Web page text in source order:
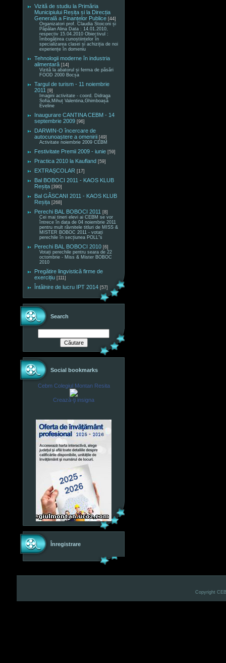
Vizită de studiu la Primăria
Municipiului Reșița și la Direcția
Generală a Finanțelor Publice [44]
Organizatori prof. Claudia Stoiconi și
Păpălan Alina Data : 14.01.2010,
respectiv 15.04.2010 Obiectivul :
îmbogățirea cunoștiințelor în
specializarea clasei și achiziția de noi
experiențe în domeniu
Tehnologii moderne în industria
alimentară [14]
Vizită la abatorul și ferma de păsări
FOOD 2000 Bocșa
Targul de turism - 11 noiembrie
2011 [9]
Imagini activitate - coord. Didraga
Sofia,Mihuț Valentina,Ghimboașă
Eveline
Inaugurare CANTINA CEBM - 14
septembrie 2009 [96]
DARWIN-O încercare de
autocunoaștere a omenirii [49]
Activitate noiembrie 2009 CEBM
Festivitate Premii 2009 - iunie [59]
Practica 2010 la Kaufland [59]
EXTRAȘCOLAR [17]
Bal BOBOCI 2011 - KAOS KLUB
Reșița [390]
Bal GÂSCANI 2011 - KAOS KLUB
Reșița [268]
Perechi BAL BOBOCI 2011 [8]
Cei mai tineri elevi ai CEBM se vor
întrece în data de 04 noiembrie 2011
pentru mult râvnitele titluri de MISS &
MISTER BOBOC 2011 - votați
perechile în secțiunea POLL"s
Perechi BAL BOBOCI 2010 [6]
Votați perechile pentru seara de 22
octombrie - Miss & Mister BOBOC
2010
Pregătire lingvistică firme de
exercițiu [111]
Întâlnire de lucru IPT 2014 [57]
Search
Social bookmarks
Cebm Colegiul Montan Resita
Crează-ţi insigna
Înregistrare
Copyright